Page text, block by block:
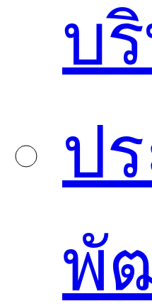
บ
ป
พั